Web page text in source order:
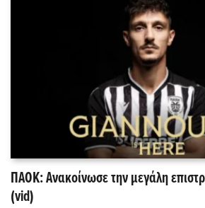
ΠΑΟΚ: Ανακοίνωσε την μεγάλη
(vid)